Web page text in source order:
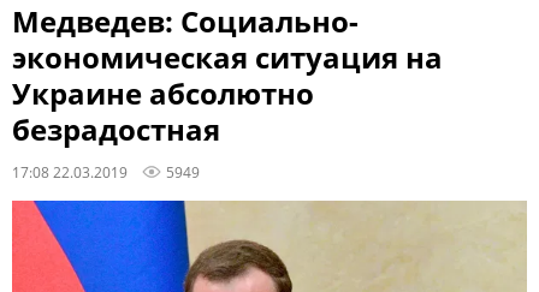
Медведев: Социально-
экономическая ситуация на
Украине абсолютно
безрадостная
17:08 22.03.2019 5949